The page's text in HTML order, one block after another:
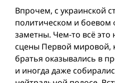
Впрочем, с украинской
политическом и боевом
заметны. Чем-то всё
сцены Первой мировой,
братья оказывались в
и иногда даже